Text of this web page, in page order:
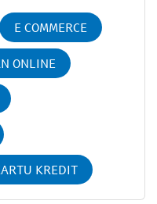
E COMMERCE
ONLINE
KREDIT